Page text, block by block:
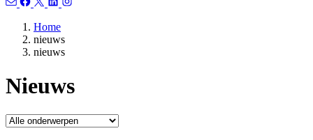
Home
nieuws
nieuws
Nieuws